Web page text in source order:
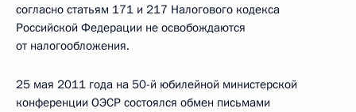
согласно статьям 171 и 217 Налогового кодекса
Российской Федерации не освобождаются
от налогообложения.
25 мая 2011 года на 50-й юбилейной министерской
конференции ОЭСР состоялся обмен письмами